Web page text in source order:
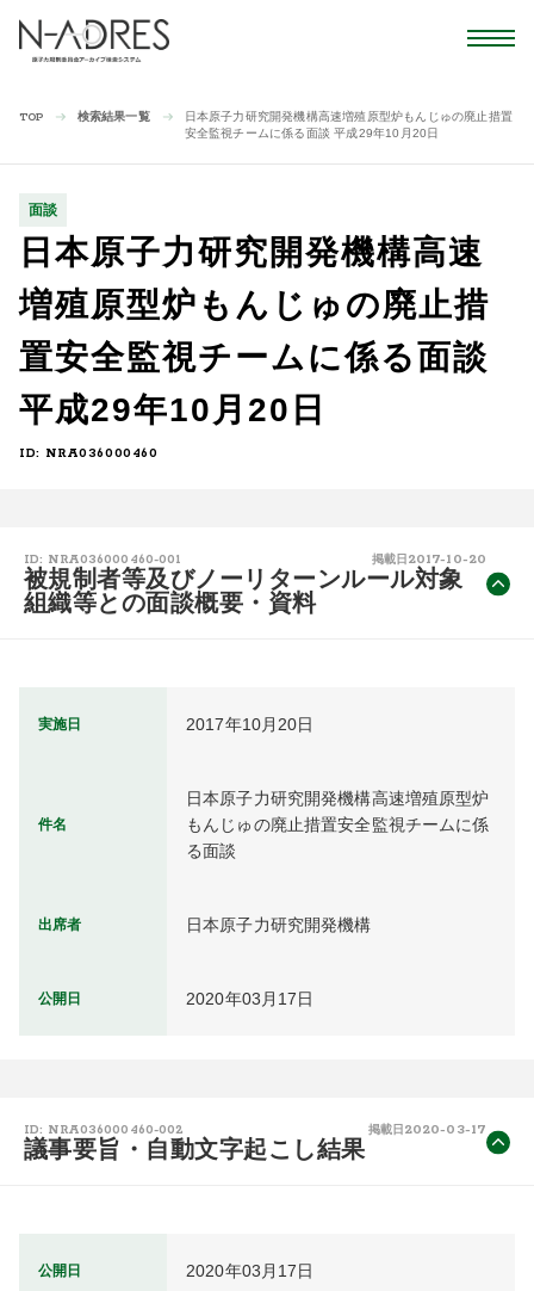
TOP 検索結果一覧
日本原子力研究開発機構高速増殖原型炉もんじゅの廃止措置
安全監視チームに係る面談 平成29年10月20日
面談
日本原子力研究開発機構高速
増殖原型炉もんじゅの廃止措
置安全監視チームに係る面談
平成29年10月20日
ID: NRA036000460
ID: NRA036000460-001 掲載日 2017-10-20
被規制者等及びノーリターンルール対象
組織等との面談概要・資料
実施日 2017年10月20日
件名
日本原子力研究開発機構高速増殖原型炉
もんじゅの廃止措置安全監視チームに係
る面談
出席者 日本原子力研究開発機構
公開日 2020年03月17日
ID: NRA036000460-002 掲載日 2020-03-17
議事要旨・自動文字起こし結果
公開日 2020年03月17日